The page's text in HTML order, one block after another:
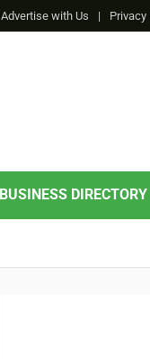
Advertise with Us Privacy
BUSINESS DIRECTORY